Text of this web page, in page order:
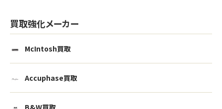
買取強化メーカー
McIntosh買取
Accuphase買取